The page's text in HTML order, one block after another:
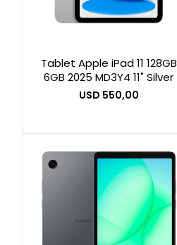
Tablet Apple iPad 11 128GB
6GB 2025 MD3Y4 11" Silver
USD 550,00